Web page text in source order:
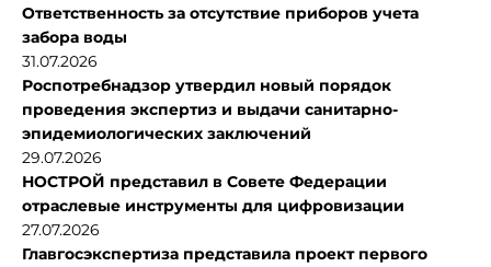
Ответственность за отсутствие приборов учета
забора воды
31.07.2026
Роспотребнадзор утвердил новый порядок
проведения экспертиз и выдачи санитарно-
эпидемиологических заключений
29.07.2026
НОСТРОЙ представил в Совете Федерации
отраслевые инструменты для цифровизации
27.07.2026
Главгосэкспертиза представила проект первого